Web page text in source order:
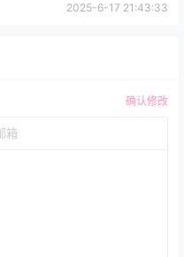
2025-6-17 21:43:33
确认修改